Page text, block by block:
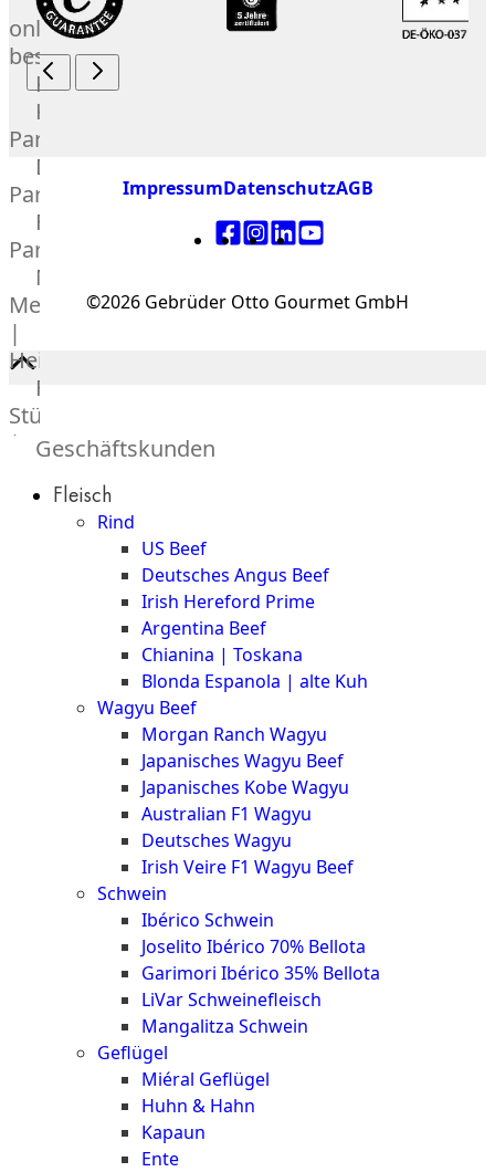
online
bestellen
Karriere
Kochschul-
Partner
Depot-
Partner
Frischetheken-
Partner
Männer
Metzger
|
Heinsberg
Feinkost
Stüttgen
|
The
Geschäftskunden
Fleisch
Rind
US Beef
Deutsches Angus Beef
Irish Hereford Prime
Argentina Beef
Chianina | Toskana
Blonda Espanola | alte Kuh
Wagyu Beef
Morgan Ranch Wagyu
Japanisches Wagyu Beef
Japanisches Kobe Wagyu
Australian F1 Wagyu
Deutsches Wagyu
Irish Veire F1 Wagyu Beef
Schwein
Ibérico Schwein
Joselito Ibérico 70% Bellota
Garimori Ibérico 35% Bellota
LiVar Schweinefleisch
Mangalitza Schwein
Geflügel
Miéral Geflügel
Huhn & Hahn
Kapaun
Ente
ImpressumDatenschutzAGB
©2026 Gebrüder Otto Gourmet GmbH